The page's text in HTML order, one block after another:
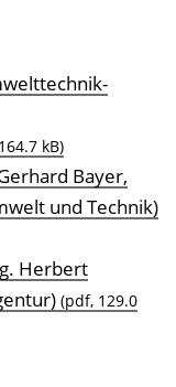
kB)
Bayer,
und Technik)
Herbert
(pdf, 129.0